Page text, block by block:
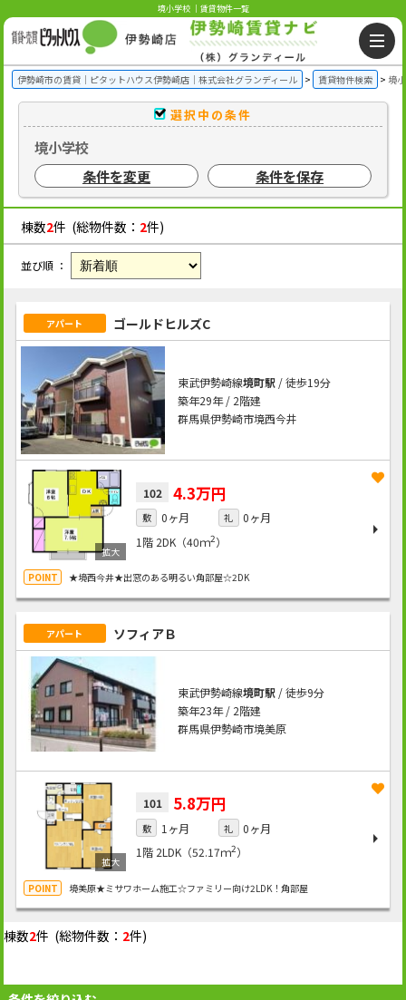
境小学校 ｜賃貸物件一覧
伊勢崎市の賃貸｜ピタットハウス伊勢崎店｜株式会社グランディール 賃貸物件検索 境
選択中の条件
境小学校
条件を変更
条件を保存
棟数2件 (総物件数： 2件)
並び順 ：
アパート ゴールドヒルズC
東武伊勢崎線境町駅/ 徒歩19分
築年29年 / 2階建
群馬県伊勢崎市境西今井
102 4.3万円
敷 0ヶ月 礼
0ヶ月
1階 2DK（40ｍ2）
★境西今井★出窓のある明るい角部屋☆2DK
アパート ソフィアＢ
東武伊勢崎線境町駅/ 徒歩9分
築年23年 / 2階建
群馬県伊勢崎市境美原
101 5.8万円
敷 1ヶ月 礼
0ヶ月
1階 2LDK（52.17ｍ2）
境美原★ミサワホーム施工☆ファミリー向け2LDK！角部屋
棟数2件 (総物件数： 2件)